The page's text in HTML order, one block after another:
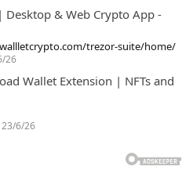
Desktop & Web Crypto App -
trezor-suite/home/
26
Wallet Extension | NFTs and
23/6/26